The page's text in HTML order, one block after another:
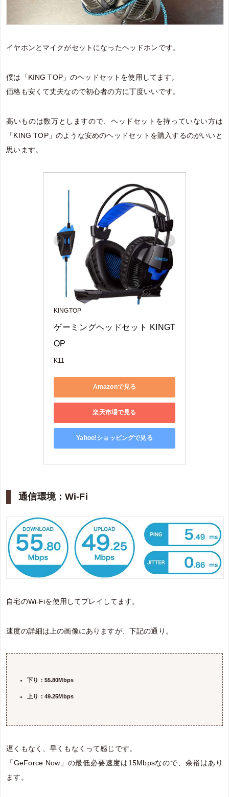
イヤホンとマイクがセットになったヘッドホンです。
僕は「KING TOP」のヘッドセットを使用してます。
価格も安くて丈夫なので初心者の方に丁度いいです。
高いものは数万としますので、ヘッドセットを持っていない方は
「KING TOP」のような安めのヘッドセットを購入するのがいいと
思います。
KINGTOP
ゲーミングヘッドセット KINGT
OP
K11
Amazonで見る
楽天市場で見る
Yahoo!ショッピングで見る
通信環境：Wi-Fi
自宅のWi-Fiを使用してプレイしてます。
速度の詳細は上の画像にありますが、下記の通り。
下り：55.80Mbps
上り：49.25Mbps
遅くもなく、早くもなくって感じです。
「GeForce Now」の最低必要速度は15Mbpsなので、余裕はあり
ます。